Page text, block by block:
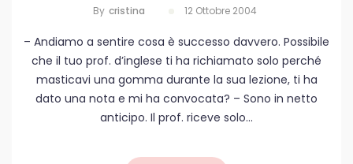
By Cristina 12 Ottobre 2004
– Andiamo a sentire cosa è successo davvero. Possibile
che il tuo prof. d’inglese ti ha richiamato solo perché
masticavi una gomma durante la sua lezione, ti ha
dato una nota e mi ha convocata? – Sono in netto
anticipo. Il prof. riceve solo...